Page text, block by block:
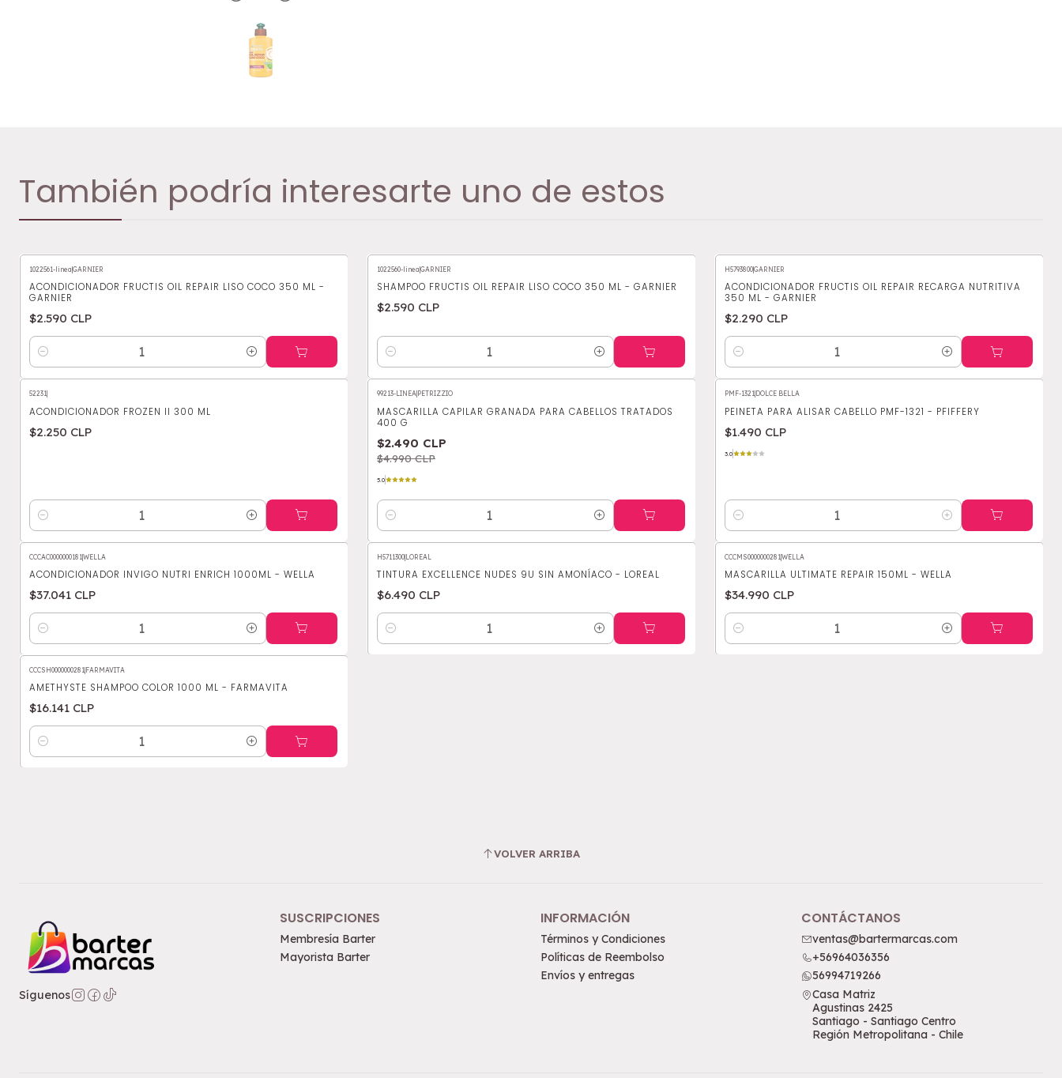
También podría interesarte uno de estos
1022561-linea GARNIER
ACONDICIONADOR FRUCTIS OIL REPAIR LISO COCO 350 ML -
GARNIER
$2.590 CLP
Cantidad
1022560-linea GARNIER
SHAMPOO FRUCTIS OIL REPAIR LISO COCO 350 ML - GARNIER
$2.590 CLP
Cantidad
H5793800|GARNIER
ACONDICIONADOR FRUCTIS OIL REPAIR RECARGA NUTRITIVA
350 ML - GARNIER
$2.290 CLP
Cantidad
52231
ACONDICIONADOR FROZEN II 300 ML
$2.250 CLP
Cantidad
-50%OFF
99213-LINEA| PETRIZZIO
MASCARILLA CAPILAR GRANADA PARA CABELLOS TRATADOS
400 G
$2.490 CLP
$4.990 CLP
5.0
Cantidad
PMF-1321| DOLCE BELLA
PEINETA PARA ALISAR CABELLO PMF-1321 - PFIFFERY
$1.490 CLP
3.0
Cantidad
CCCAC0000000181 WELLA
ACONDICIONADOR INVIGO NUTRI ENRICH 1000ML - WELLA
$37.041 CLP
Cantidad
H5711300| LOREAL
TINTURA EXCELLENCE NUDES 9U SIN AMONÍACO - LOREAL
$6.490 CLP
Cantidad
CCCMS0000000281 WELLA
MASCARILLA ULTIMATE REPAIR 150ML - WELLA
$34.990 CLP
Cantidad
CCCSH0000000281 FARMAVITA
AMETHYSTE SHAMPOO COLOR 1000 ML - FARMAVITA
$16.141 CLP
Cantidad
VOLVER ARRIBA
Síguenos
SUSCRIPCIONES
Membresía Barter
Mayorista Barter
INFORMACIÓN
Términos y Condiciones
Políticas de Reembolso
Envíos y entregas
CONTÁCTANOS
ventas@bartermarcas.com
+56964036356
56994719266
Casa Matriz
Agustinas 2425
Santiago - Santiago Centro
Región Metropolitana - Chile